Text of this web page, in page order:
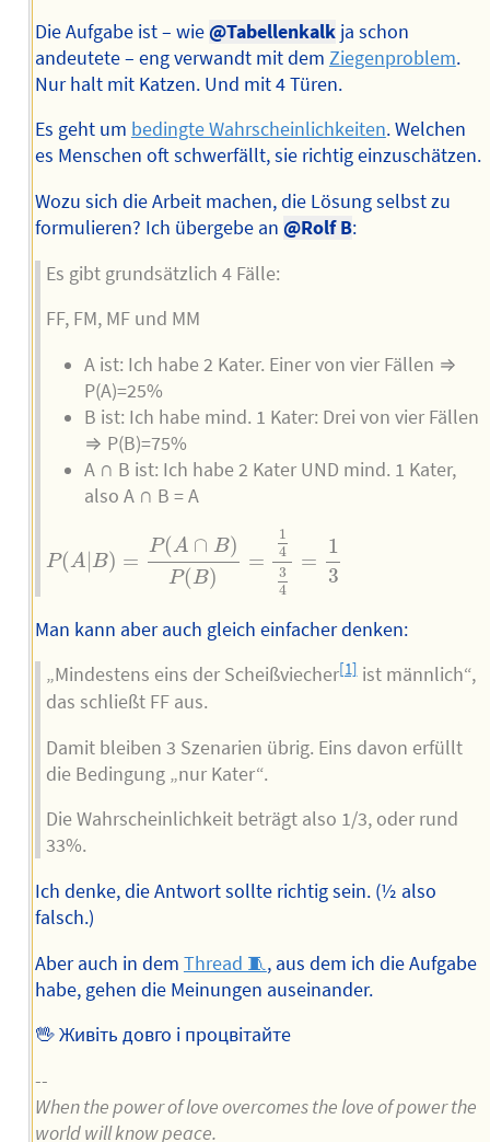
Die Aufgabe ist – wie@Tabellenkalkja schon
andeutete – eng verwandt mit dem Ziegenproblem.
Nur halt mit Katzen. Und mit 4 Türen.
Es geht um bedingte Wahrscheinlichkeiten. Welchen
es Menschen oft schwerfällt, sie richtig einzuschätzen.
Wozu sich die Arbeit machen, die Lösung selbst zu
formulieren? Ich übergebe an @Rolf B:
Es gibt grundsätzlich 4 Fälle:
FF, FM, MF und MM
A ist: Ich habe 2 Kater. Einer von vier Fällen ⇒
P(A)=25%
B ist: Ich habe mind. 1 Kater: Drei von vier Fällen
⇒ P(B)=75%
A ∩ B ist: Ich habe 2 Kater UND mind. 1 Kater,
also A ∩ B = A
P(A B) =
P(A ∩ B)
P(B)
=
1
4
3
4
=
1
3
) 4 3
Man kann aber auch gleich einfacher denken:
„Mindestens eins der Scheißviecher[1]ist männlich“,
das schließt FF aus.
Damit bleiben 3 Szenarien übrig. Eins davon erfüllt
die Bedingung „nur Kater“.
Die Wahrscheinlichkeit beträgt also 1/3, oder rund
33%.
Ich denke, die Antwort sollte richtig sein. (½ also
falsch.)
Aber auch in dem Thread 🧵, aus dem ich die Aufgabe
habe, gehen die Meinungen auseinander.
🖖 Живіть довго і процвітайте
--
When the power of love overcomes the love of power the
world will know peace.